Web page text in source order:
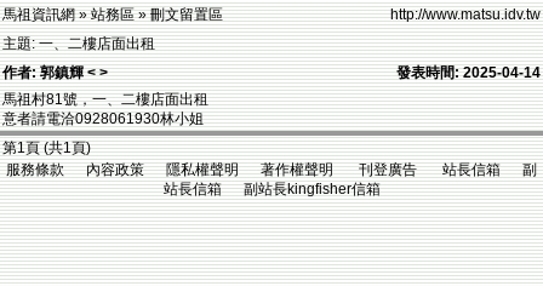
馬祖資訊網 » 站務區 » 刪文留置區
http://www.matsu.idv.tw
主題: 一、二樓店面出租
作者: 郭鎮輝 < >
發表時間: 2025-04-14
馬祖村81號，一、二樓店面出租
意者請電洽0928061930林小姐
第1頁 (共1頁)
服務條款 內容政策 隱私權聲明 著作權聲明 刊登廣告 站長信箱 副
站長信箱 副站長kingfisher信箱